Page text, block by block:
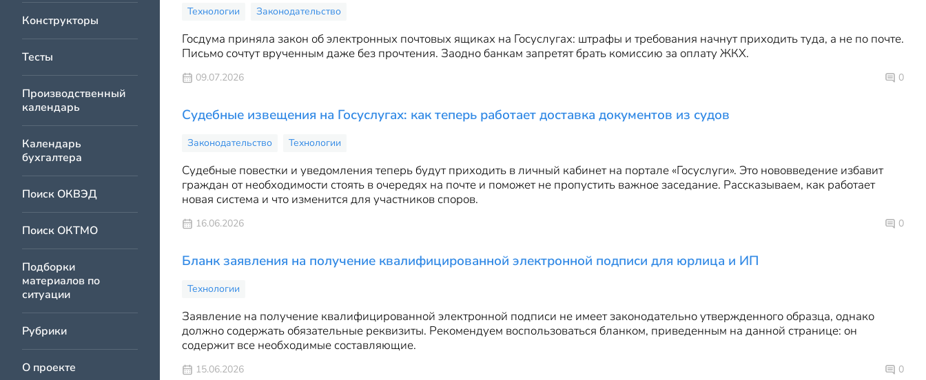
Конструкторы
Тесты
Производственный
календарь
Календарь
бухгалтера
Поиск ОКВЭД
Поиск ОКТМО
Подборки
материалов по
ситуации
Рубрики
О проекте
Технологии Законодательство
Госдума приняла закон об электронных почтовых ящиках на Госуслугах: штрафы и требования начнут приходить туда, а не по почте.
Письмо сочтут врученным даже без прочтения. Заодно банкам запретят брать комиссию за оплату ЖКХ.
09.07.2026 0
Судебные извещения на Госуслугах: как теперь работает доставка документов из судов
Законодательство Технологии
Судебные повестки и уведомления теперь будут приходить в личный кабинет на портале «Госуслуги». Это нововведение избавит
граждан от необходимости стоять в очередях на почте и поможет не пропустить важное заседание. Рассказываем, как работает
новая система и что изменится для участников споров.
16.06.2026 0
Бланк заявления на получение квалифицированной электронной подписи для юрлица и ИП
Технологии
Заявление на получение квалифицированной электронной подписи не имеет законодательно утвержденного образца, однако
должно содержать обязательные реквизиты. Рекомендуем воспользоваться бланком, приведенным на данной странице: он
содержит все необходимые составляющие.
15.06.2026 0